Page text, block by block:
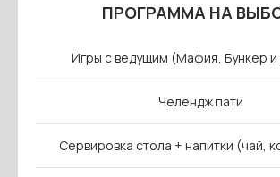
ПРОГРАММА НА
Игры с ведущим (Мафия, Бункер и
Челендж пати
Сервировка стола + напитки (чай,